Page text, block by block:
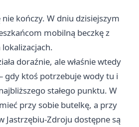
kończy. W dniu dzisiejszym
mobilną beczkę z
doraźnie, ale właśnie wtedy
gdy ktoś potrzebuje wody tu i
stałego punktu. W
przy sobie butelkę, a przy
Jastrzębiu-Zdroju dostępne są